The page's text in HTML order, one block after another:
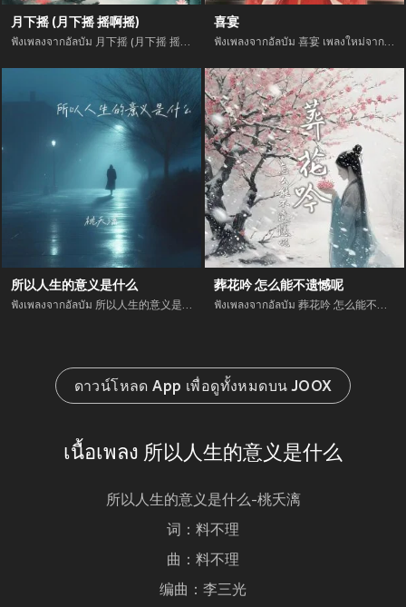
月下摇 (月下摇 摇啊摇)
ฟังเพลงจากอัลบัม 月下摇 (月下摇 摇啊摇) เพลงใหม่จาก อัพเดทเพลงใหม่ล่าสุดก่อนใคร ตลอดปี 2021
喜宴
ฟังเพลงจากอัลบัม 喜宴 เพลงใหม่จาก อัพเดทเพลงใหม่ล่าสุดก่อนใคร ตลอดปี 2021
所以人生的意义是什么
ฟังเพลงจากอัลบัม 所以人生的意义是什么 เพลงใหม่จาก อัพเดทเพลงใหม่ล่าสุดก่อนใคร ตลอดปี 2021
葬花吟 怎么能不遗憾呢
ฟังเพลงจากอัลบัม 葬花吟 怎么能不遗憾呢 เพลงใหม่จาก อัพเดทเพลงใหม่ล่าสุดก่อนใคร ตลอดปี 2021
ดาวน์โหลด App เพื่อดูทั้งหมดบน JOOX
เนื้อเพลง 所以人生的意义是什么
所以人生的意义是什么-桃夭漓
词：料不理
曲：料不理
编曲：李三光